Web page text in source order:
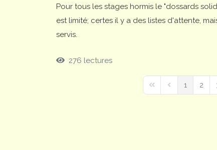
Pour tous les stages hormis le "dossards
est limité; certes il y a des listes d'attente,
servis.
276 lectures
First PagePrevious Page
1 2